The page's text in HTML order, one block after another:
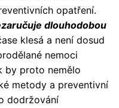
opatření.
dlouhodobou
klesá a není dosud
nemoci
by proto nemělo
metody a preventivní
dodržování